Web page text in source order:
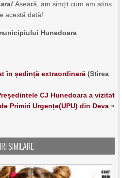
Aseară, am simțit cum am atins
acestă dată!
Hunedoara
în ședință extraordinară (Stirea
CJ Hunedoara a vizitat
Primiri Urgențe(UPU) din Deva»
SIMILARE